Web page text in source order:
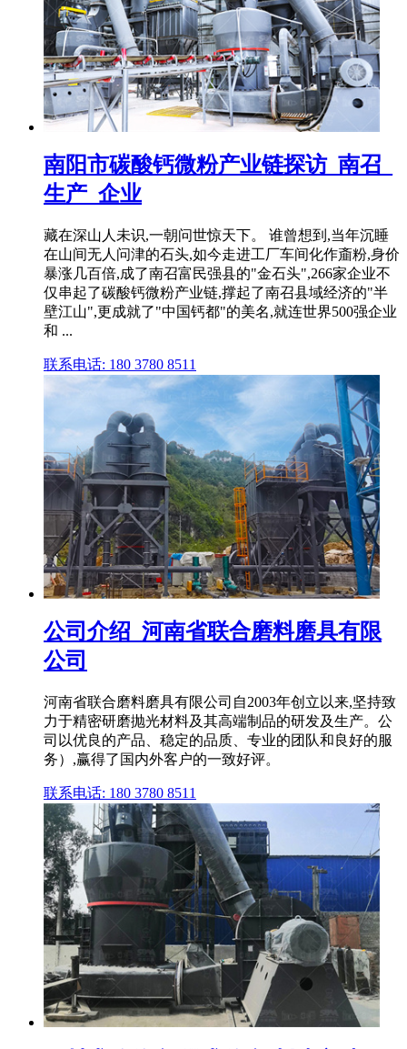
南阳市碳酸钙微粉产业链探访_南召_
生产_企业
藏在深山人未识,一朝问世惊天下。 谁曾想到,当年沉睡
在山间无人问津的石头,如今走进工厂车间化作齑粉,身价
暴涨几百倍,成了南召富民强县的"金石头",266家企业不
仅串起了碳酸钙微粉产业链,撑起了南召县域经济的"半
壁江山",更成就了"中国钙都"的美名,就连世界500强企业
和 ...
联系电话: 180 3780 8511
公司介绍_河南省联合磨料磨具有限
公司
河南省联合磨料磨具有限公司自2003年创立以来,坚持致
力于精密研磨抛光材料及其高端制品的研发及生产。公
司以优良的产品、稳定的品质、专业的团队和良好的服
务）,赢得了国内外客户的一致好评。
联系电话: 180 3780 8511